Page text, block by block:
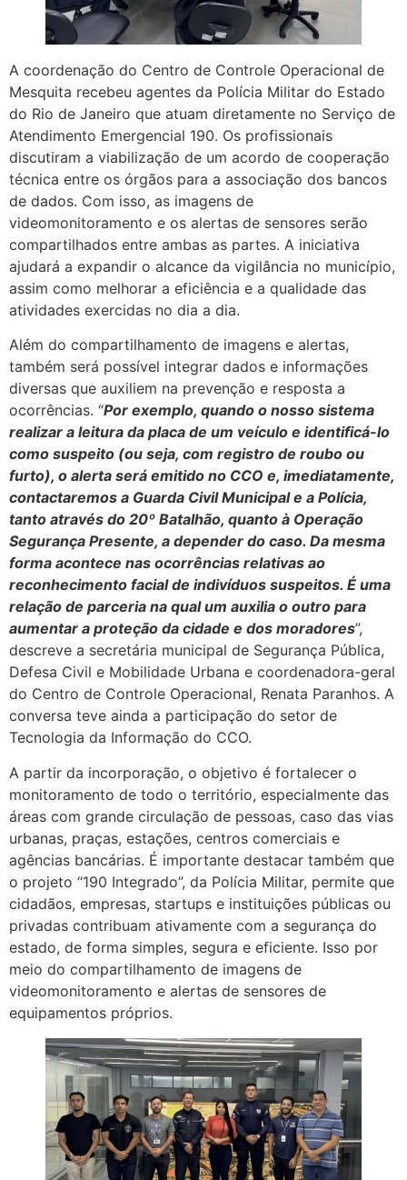
A coordenação do Centro de Controle Operacional de
Mesquita recebeu agentes da Polícia Militar do Estado
do Rio de Janeiro que atuam diretamente no Serviço de
Atendimento Emergencial 190. Os profissionais
discutiram a viabilização de um acordo de cooperação
técnica entre os órgãos para a associação dos bancos
de dados. Com isso, as imagens de
videomonitoramento e os alertas de sensores serão
compartilhados entre ambas as partes. A iniciativa
ajudará a expandir o alcance da vigilância no município,
assim como melhorar a eficiência e a qualidade das
atividades exercidas no dia a dia.
Além do compartilhamento de imagens e alertas,
também será possível integrar dados e informações
diversas que auxiliem na prevenção e resposta a
ocorrências. “Por exemplo, quando o nosso sistema
realizar a leitura da placa de um veículo e identificá-lo
como suspeito (ou seja, com registro de roubo ou
furto), o alerta será emitido no CCO e, imediatamente,
contactaremos a Guarda Civil Municipal e a Polícia,
tanto através do 20º Batalhão, quanto à Operação
Segurança Presente, a depender do caso. Da mesma
forma acontece nas ocorrências relativas ao
reconhecimento facial de indivíduos suspeitos. É uma
relação de parceria na qual um auxilia o outro para
aumentar a proteção da cidade e dos moradores”,
descreve a secretária municipal de Segurança Pública,
Defesa Civil e Mobilidade Urbana e coordenadora-geral
do Centro de Controle Operacional, Renata Paranhos. A
conversa teve ainda a participação do setor de
Tecnologia da Informação do CCO.
A partir da incorporação, o objetivo é fortalecer o
monitoramento de todo o território, especialmente das
áreas com grande circulação de pessoas, caso das vias
urbanas, praças, estações, centros comerciais e
agências bancárias. É importante destacar também que
o projeto “190 Integrado”, da Polícia Militar, permite que
cidadãos, empresas, startups e instituições públicas ou
privadas contribuam ativamente com a segurança do
estado, de forma simples, segura e eficiente. Isso por
meio do compartilhamento de imagens de
videomonitoramento e alertas de sensores de
equipamentos próprios.